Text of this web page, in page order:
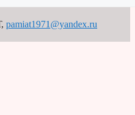
, pamiat1971@yandex.ru